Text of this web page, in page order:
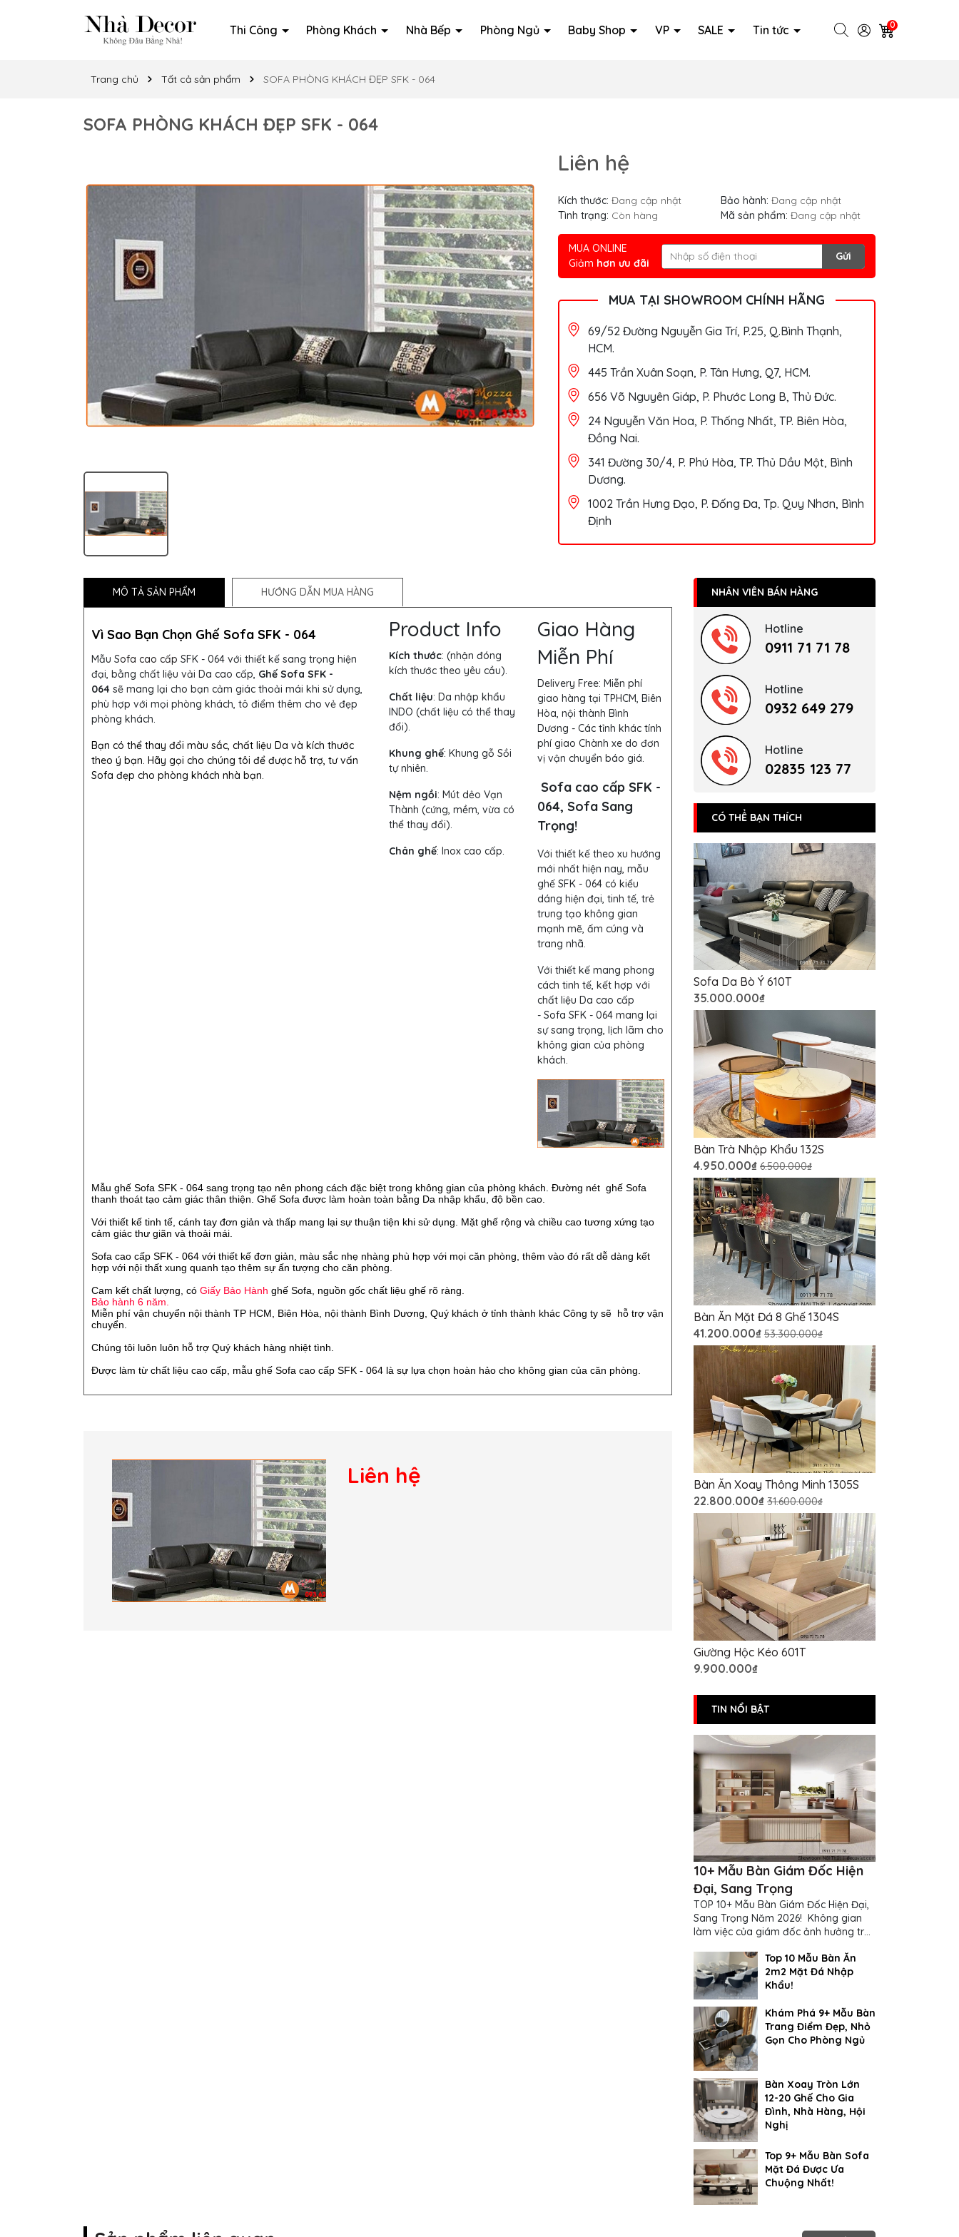
Thi Công Phòng Khách Nhà Bếp Phòng Ngủ Baby Shop VP SALE Tin tức 0
Trang chủ Tất cả sản phẩm SOFA PHÒNG KHÁCH ĐẸP SFK - 064
SOFA PHÒNG KHÁCH ĐẸP SFK - 064
Liên hệ
Kích thước: Đang cập nhật Bảo hành: Đang cập nhật
Tình trạng: Còn hàng Mã sản phẩm: Đang cập nhật
MUA ONLINE
Giảm hơn ưu đãi
Gửi
MUA TẠI SHOWROOM CHÍNH HÃNG
69/52 Đường Nguyễn Gia Trí, P.25, Q.Bình Thạnh,
HCM.
445 Trần Xuân Soạn, P. Tân Hưng, Q7, HCM.
656 Võ Nguyên Giáp, P. Phước Long B, Thủ Đức.
24 Nguyễn Văn Hoa, P. Thống Nhất, TP. Biên Hòa,
Đồng Nai.
341 Đường 30/4, P. Phú Hòa, TP. Thủ Dầu Một, Bình
Dương.
1002 Trần Hưng Đạo, P. Đống Đa, Tp. Quy Nhơn, Bình
Định
MÔ TẢ SẢN PHẨM HƯỚNG DẪN MUA HÀNG
Vì Sao Bạn Chọn Ghế Sofa SFK - 064
Mẫu Sofa cao cấp SFK - 064 với thiết kế sang trọng hiện
đại, bằng chất liệu vải Da cao cấp, Ghế Sofa SFK -
064 sẽ mang lại cho bạn cảm giác thoải mái khi sử dụng,
phù hợp với mọi phòng khách, tô điểm thêm cho vẻ đẹp
phòng khách.
Bạn có thể thay đổi màu sắc, chất liệu Da và kích thước
theo ý bạn. Hãy gọi cho chúng tôi để được hỗ trợ, tư vấn
Sofa đẹp cho phòng khách nhà bạn.
Product Info
Kích thước: (nhận đóng
kích thước theo yêu cầu).
Chất liệu: Da nhập khẩu
INDO (chất liệu có thể thay
đổi).
Khung ghế: Khung gỗ Sồi
tự nhiên.
Nệm ngồi: Mút dẻo Vạn
Thành (cứng, mềm, vừa có
thể thay đổi).
Chân ghế: Inox cao cấp.
Giao Hàng
Miễn Phí
Delivery Free: Miễn phí
giao hàng tại TPHCM, Biên
Hòa, nội thành Bình
Dương - Các tỉnh khác tính
phí giao Chành xe do đơn
vị vận chuyển báo giá.
Sofa cao cấp SFK -
064, Sofa Sang
Trọng!
Với thiết kế theo xu hướng
mới nhất hiện nay, mẫu
ghế SFK - 064 có kiểu
dáng hiện đại, tinh tế, trẻ
trung tạo không gian
mạnh mẽ, ấm cúng và
trang nhã.
Với thiết kế mang phong
cách tinh tế, kết hợp với
chất liệu Da cao cấp
- Sofa SFK - 064 mang lại
sự sang trọng, lịch lãm cho
không gian của phòng
khách.
Mẫu ghế Sofa SFK - 064 sang trọng tạo nên phong cách đặc biệt trong không gian của phòng khách. Đường nét ghế Sofa
thanh thoát tạo cảm giác thân thiện. Ghế Sofa được làm hoàn toàn bằng Da nhập khẩu, độ bền cao.
Với thiết kế tinh tế, cánh tay đơn giản và thấp mang lại sự thuận tiện khi sử dụng. Mặt ghế rộng và chiều cao tương xứng tạo
cảm giác thư giãn và thoải mái.
Sofa cao cấp SFK - 064 với thiết kế đơn giản, màu sắc nhẹ nhàng phù hợp với mọi căn phòng, thêm vào đó rất dễ dàng kết
hợp với nội thất xung quanh tạo thêm sự ấn tượng cho căn phòng.
Cam kết chất lượng, có Giấy Bảo Hành ghế Sofa, nguồn gốc chất liệu ghế rõ ràng.
Bảo hành 6 năm.
Miễn phí vận chuyển nội thành TP HCM, Biên Hòa, nội thành Bình Dương, Quý khách ở tỉnh thành khác Công ty sẽ hỗ trợ vận
chuyển.
Chúng tôi luôn luôn hỗ trợ Quý khách hàng nhiệt tình.
Được làm từ chất liệu cao cấp, mẫu ghế Sofa cao cấp SFK - 064 là sự lựa chọn hoàn hảo cho không gian của căn phòng.
Liên hệ
NHÂN VIÊN BÁN HÀNG
Hotline
0911 71 71 78
Hotline
0932 649 279
Hotline
02835 123 77
CÓ THỂ BẠN THÍCH
Sofa Da Bò Ý 610T
35.000.000₫
Bàn Trà Nhập Khẩu 132S
4.950.000₫ 6.500.000₫
Bàn Ăn Mặt Đá 8 Ghế 1304S
41.200.000₫ 53.300.000₫
Bàn Ăn Xoay Thông Minh 1305S
22.800.000₫ 31.600.000₫
Giường Hộc Kéo 601T
9.900.000₫
TIN NỔI BẬT
10+ Mẫu Bàn Giám Đốc Hiện
Đại, Sang Trọng
TOP 10+ Mẫu Bàn Giám Đốc Hiện Đại,
Sang Trọng Năm 2026! Không gian
làm việc của giám đốc ảnh hưởng trực
định...
Top 10 Mẫu Bàn Ăn
2m2 Mặt Đá Nhập
Khẩu!
Khám Phá 9+ Mẫu Bàn
Trang Điểm Đẹp, Nhỏ
Gọn Cho Phòng Ngủ
Bàn Xoay Tròn Lớn
12-20 Ghế Cho Gia
Đình, Nhà Hàng, Hội
Nghị
Top 9+ Mẫu Bàn Sofa
Mặt Đá Được Ưa
Chuộng Nhất!